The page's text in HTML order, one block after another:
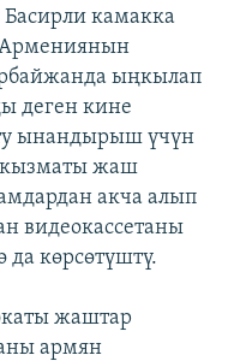
камакка
Армениянын
ыңкылап
деген кине
ынандырыш үчүн
кызматы жаш
акча алып
видеокассетаны
да көрсөтүштү.
жаштар
армян